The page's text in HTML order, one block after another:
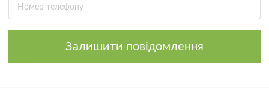
Залишити повідомлення